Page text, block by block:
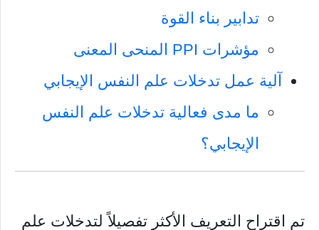
تدابير بناء القوة
مؤشرات PPI المنحى المعنى
آلية عمل تدخلات علم النفس الإيجابي
ما مدى فعالية تدخلات علم النفس
الإيجابي؟
تم اقتراح التعريف الأكثر تفصيلاً لتدخلات علم